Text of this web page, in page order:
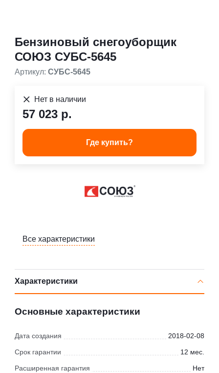
Бензиновый снегоуборщик
СОЮЗ СУБС-5645
Артикул: СУБС-5645
Нет в наличии
57 023 р.
Где купить?
Все характеристики
Характеристики
Основные характеристики
Дата создания 2018-02-08
Срок гарантии 12 мес.
Расширенная гарантия Нет